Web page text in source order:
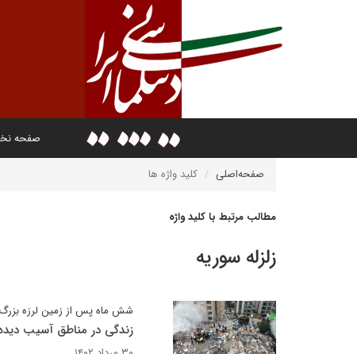
صفحه
صفحه‌اصلی کلید واژه ها
مطالب مرتبط با کلید واژه
زلزله سوریه
شش ماه پس از زمین لرزه
زندگی در مناطق آسیب